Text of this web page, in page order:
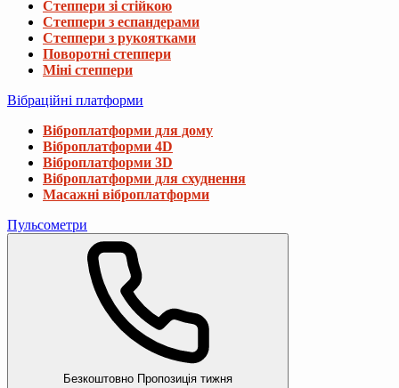
Степпери зі стійкою
Степпери з еспандерами
Степпери з рукоятками
Поворотні степпери
Міні степпери
Вібраційні платформи
Віброплатформи для дому
Віброплатформи 4D
Віброплатформи 3D
Віброплатформи для схуднення
Масажні віброплатформи
Пульсометри
Безкоштовно Пропозиція тижня